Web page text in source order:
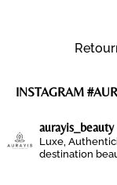
INSTAGRAM
aurayis_beauty
Luxe,
destination